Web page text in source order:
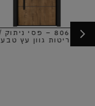
8060 – פסי ניתוק /
חריטות גוון עץ טבעי